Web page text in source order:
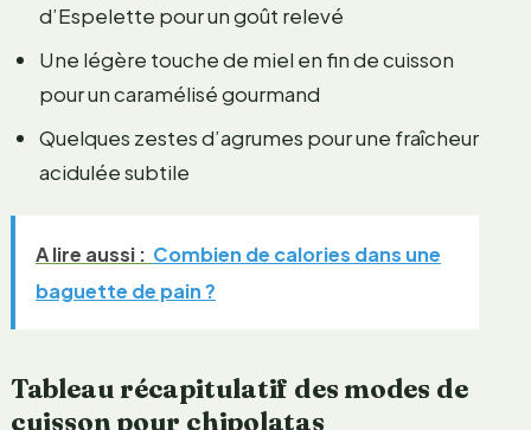
d’Espelette pour un goût relevé
Une légère touche de miel en fin de cuisson
pour un caramélisé gourmand
Quelques zestes d’agrumes pour une fraîcheur
acidulée subtile
A lire aussi : Combien de calories dans une
baguette de pain ?
Tableau récapitulatif des modes de
cuisson pour chipolatas